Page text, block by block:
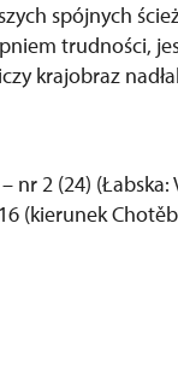
spójnych
trudności,
krajobraz
nr 2 (24) (Łabska:
(kierunek